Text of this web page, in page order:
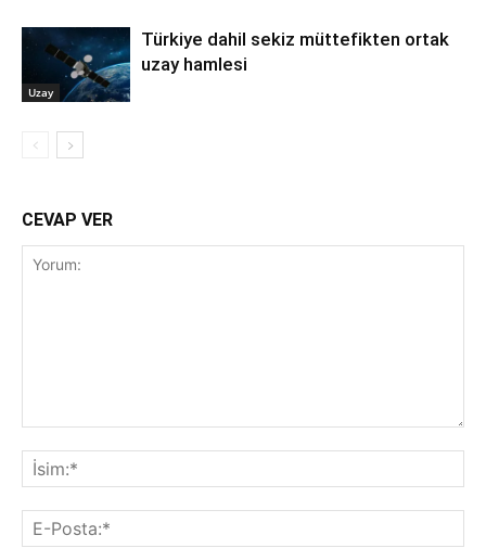
Uzay
Türkiye dahil sekiz müttefikten ortak
uzay hamlesi
CEVAP VER